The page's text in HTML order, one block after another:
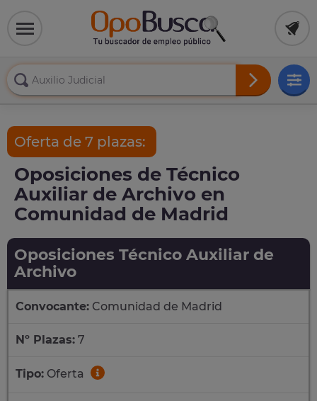
Oferta de 7 plazas:
Oposiciones de Técnico
Auxiliar de Archivo en
Comunidad de Madrid
Oposiciones Técnico Auxiliar de
Archivo
Convocante: Comunidad de Madrid
Nº Plazas: 7
Tipo: Oferta